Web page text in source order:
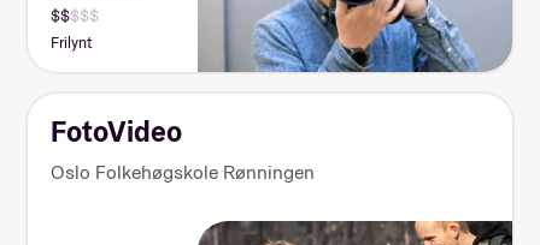
Frilynt
FotoVideo
Oslo Folkehøgskole Rønningen